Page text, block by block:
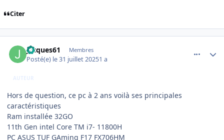
Citer
jacques61 Membres
Posté(e) le 31 juillet 20251 a
AUTEUR
Hors de question, ce pc à 2 ans voilà ses principales
caractéristiques
Ram installée 32GO
11th Gen intel Core TM i7- 11800H
PC ASUS TUF GAming F17 FX706HM